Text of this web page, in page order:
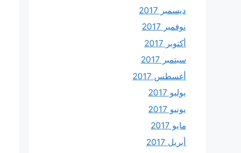
ديسمبر 2017
نوفمبر 2017
أكتوبر 2017
سبتمبر 2017
أغسطس 2017
يوليو 2017
يونيو 2017
مايو 2017
أبريل 2017